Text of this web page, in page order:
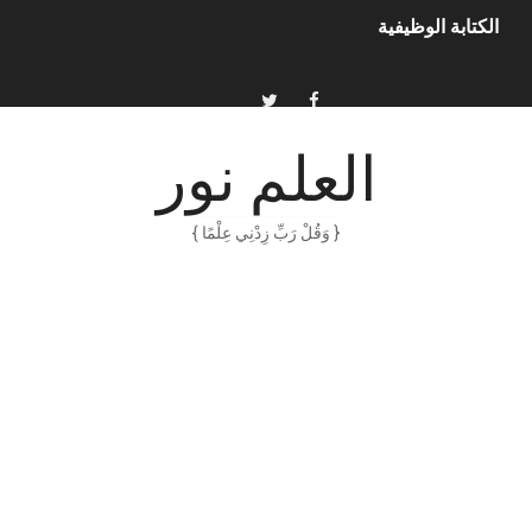
الكتابة الوظيفية
العقل سلاح ذو حدينالعلم نور
{ وَقُلْ رَبِّ زِدْنِي عِلْمًا }